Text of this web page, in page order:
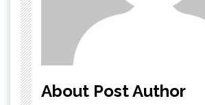
About Post Author